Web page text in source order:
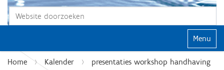
Zoek
Klap
Home Kalender
presentaties workshop handhaving